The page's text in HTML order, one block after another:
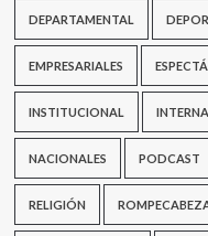
DEPARTAMENTAL
EMPRESARIALES
INSTITUCIONAL
NACIONALES PODCAST
RELIGIÓN